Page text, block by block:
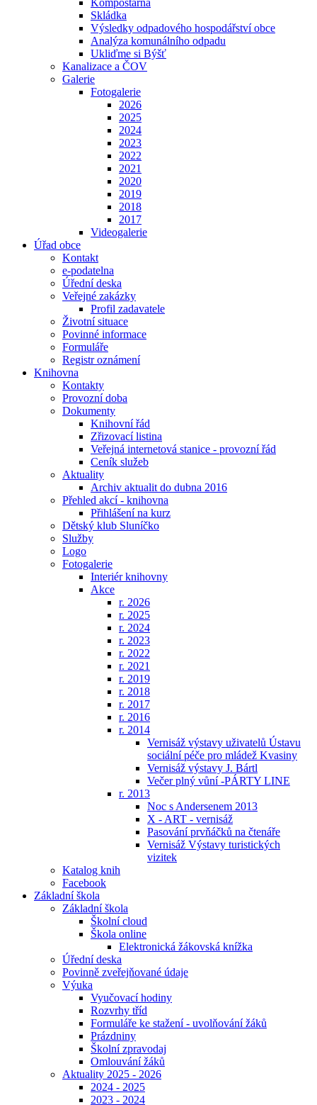
Kompostárna
Skládka
Výsledky odpadového hospodářství obce
Analýza komunálního odpadu
Ukliďme si Býšť
Kanalizace a ČOV
Galerie
Fotogalerie
2026
2025
2024
2023
2022
2021
2020
2019
2018
2017
Videogalerie
Úřad obce
Kontakt
e-podatelna
Úřední deska
Veřejné zakázky
Profil zadavatele
Životní situace
Povinné informace
Formuláře
Registr oznámení
Knihovna
Kontakty
Provozní doba
Dokumenty
Knihovní řád
Zřizovací listina
Veřejná internetová stanice - provozní řád
Ceník služeb
Aktuality
Archiv aktualit do dubna 2016
Přehled akcí - knihovna
Přihlášení na kurz
Dětský klub Sluníčko
Služby
Logo
Fotogalerie
Interiér knihovny
Akce
r. 2026
r. 2025
r. 2024
r. 2023
r. 2022
r. 2021
r. 2019
r. 2018
r. 2017
r. 2016
r. 2014
Vernisáž výstavy uživatelů Ústavu
sociální péče pro mládež Kvasiny
Vernisáž výstavy J. Bártl
Večer plný vůní -PÁRTY LINE
r. 2013
Noc s Andersenem 2013
X - ART - vernisáž
Pasování prvňáčků na čtenáře
Vernisáž Výstavy turistických
vizitek
Katalog knih
Facebook
Základní škola
Základní škola
Školní cloud
Škola online
Elektronická žákovská knížka
Úřední deska
Povinně zveřejňované údaje
Výuka
Vyučovací hodiny
Rozvrhy tříd
Formuláře ke stažení - uvolňování žáků
Prázdniny
Školní zpravodaj
Omlouvání žáků
Aktuality 2025 - 2026
2024 - 2025
2023 - 2024